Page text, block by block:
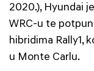
2020.), Hyundai
WRC-u te
hibridima Rally1,
u Monte Carlu.